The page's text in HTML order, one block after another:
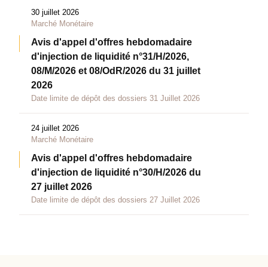
30 juillet 2026
Marché Monétaire
Avis d'appel d'offres hebdomadaire
d'injection de liquidité n°31/H/2026,
08/M/2026 et 08/OdR/2026 du 31 juillet
2026
Date limite de dépôt des dossiers 31 Juillet 2026
24 juillet 2026
Marché Monétaire
Avis d'appel d'offres hebdomadaire
d'injection de liquidité n°30/H/2026 du
27 juillet 2026
Date limite de dépôt des dossiers 27 Juillet 2026